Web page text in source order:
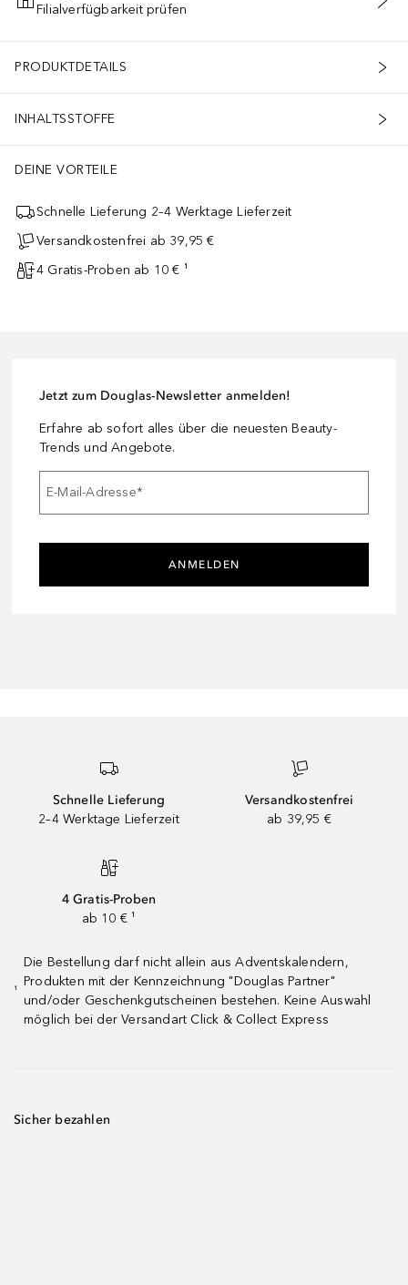
IN DEN WARENKORB
Filialverfügbarkeit prüfen
PRODUKTDETAILS
INHALTSSTOFFE
DEINE VORTEILE
Schnelle Lieferung 2–4 Werktage Lieferzeit
Versandkostenfrei ab 39,95 €
4 Gratis-Proben ab 10 € ¹
Jetzt zum Douglas-Newsletter anmelden!
Erfahre ab sofort alles über die neuesten Beauty-
Trends und Angebote.
E-Mail-Adresse*
ANMELDEN
Schnelle Lieferung
2–4 Werktage Lieferzeit
Versandkostenfrei
ab 39,95 €
4 Gratis-Proben
ab 10 € ¹
¹
Die Bestellung darf nicht allein aus Adventskalendern,
Produkten mit der Kennzeichnung "Douglas Partner"
und/oder Geschenkgutscheinen bestehen. Keine Auswahl
möglich bei der Versandart Click & Collect Express
Sicher bezahlen